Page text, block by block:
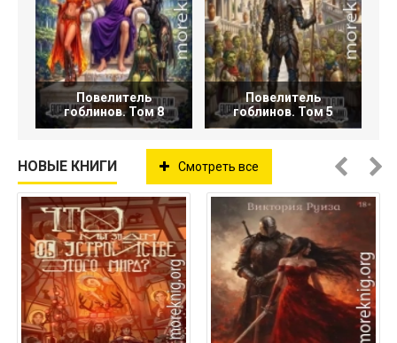
Повелитель
гоблинов. Том 8
Повелитель
гоблинов. Том 5
НОВЫЕ КНИГИ Смотреть все